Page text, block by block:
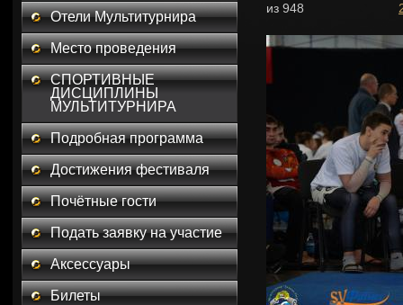
Отели Мультитурнира
Место проведения
СПОРТИВНЫЕ
ДИСЦИПЛИНЫ
МУЛЬТИТУРНИРА
Подробная программа
Достижения фестиваля
Почётные гости
Подать заявку на участие
Аксессуары
Билеты
из 948